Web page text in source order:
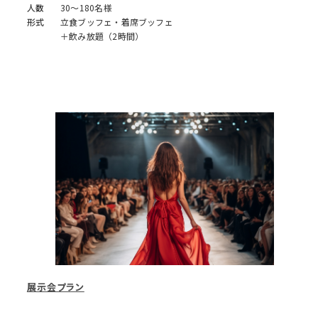
人数
30～180名様
形式
立食ブッフェ・着席ブッフェ
＋飲み放題（2時間）
展示会プラン